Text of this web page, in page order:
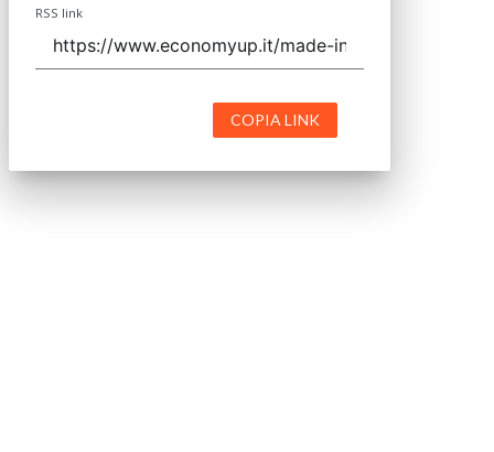
RSS link
COPIA LINK